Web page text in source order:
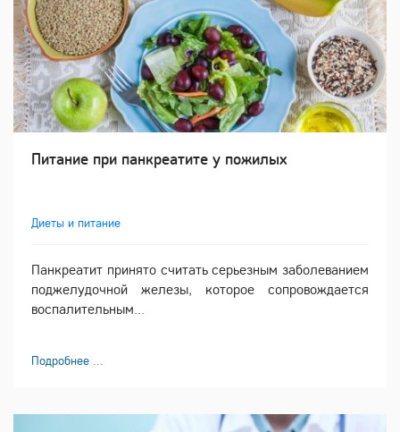
Питание при панкреатите у пожилых
Диеты и питание
Панкреатит принято считать серьезным заболеванием
поджелудочной железы, которое сопровождается
воспалительным...
Подробнее ...